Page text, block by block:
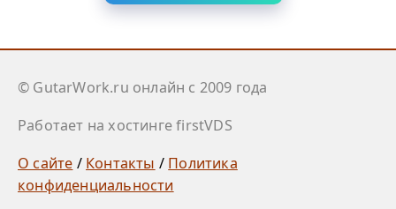
© GutarWork.ru онлайн c 2009 года
Работает на хостинге firstVDS
О сайте / Контакты / Политика
конфиденциальности